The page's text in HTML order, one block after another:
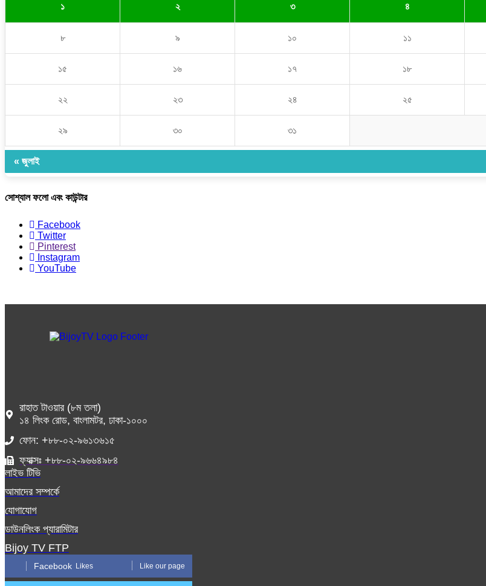
১ ২ ৩ ৪
৮ ৯ ১০ ১১
১৫ ১৬ ১৭ ১৮
২২ ২৩ ২৪ ২৫
২৯ ৩০ ৩১
« জুলাই
সোশ্যাল ফলো এবং কাউন্টার
Facebook
Twitter
Pinterest
Instagram
YouTube
রাহাত টাওয়ার (৮ম তলা)
১৪ লিংক রোড, বাংলামটর, ঢাকা-১০০০
ফোন: +৮৮-০২-৯৬১৩৬১৫
ফ্যাক্সঃ +৮৮-০২-৯৬৬৪৯৮৪
লাইভ টিভি
আমাদের সম্পর্কে
যোগাযোগ
ডাউনলিংক প্যারামিটার
Bijoy TV FTP
Facebook Likes Like our page